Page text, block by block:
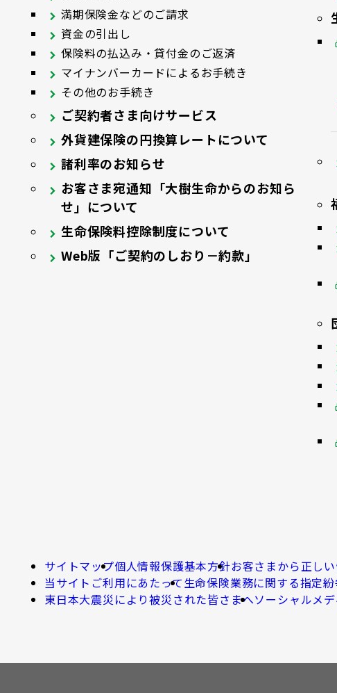
満期保険金などのご請求
資金の引出し
保険料の払込み・貸付金のご返済
マイナンバーカードによるお手続き
その他のお手続き
ご契約者さま向けサービス
外貨建保険の円換算レートについて
諸利率のお知らせ
お客さま宛通知「大樹生命からのお知ら
せ」について
生命保険料控除制度について
Web版「ご契約のしおり－約款」
サイトマップ個人情報保護基本方針お客さまから正し
当サイトご利用にあたって生命保険業務に関する指定
東日本大震災により被災された皆さまへソーシャルメ